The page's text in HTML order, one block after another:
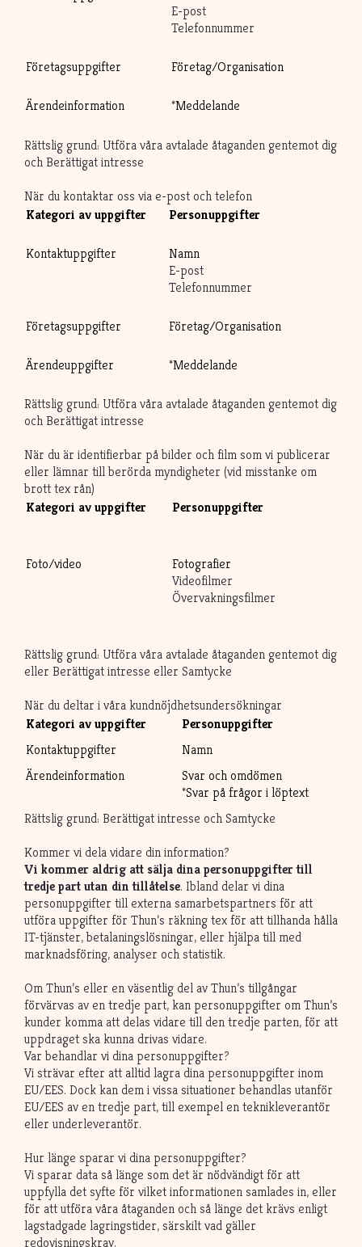
E-post
Telefonnummer
Företagsuppgifter Företag/Organisation
Ärendeinformation *Meddelande
Rättslig grund: Utföra våra avtalade åtaganden gentemot dig
och Berättigat intresse
När du kontaktar oss via e-post och telefon
Kategori av uppgifter
Personuppgifter
Kontaktuppgifter
Namn
E-post
Telefonnummer
Företagsuppgifter Företag/Organisation
Ärendeuppgifter *Meddelande
Rättslig grund: Utföra våra avtalade åtaganden gentemot dig
och Berättigat intresse
När du är identifierbar på bilder och film som vi publicerar
eller lämnar till berörda myndigheter (vid misstanke om
brott tex rån)
Kategori av uppgifter
Personuppgifter
Foto/video
Fotografier
Videofilmer
Övervakningsfilmer
Rättslig grund: Utföra våra avtalade åtaganden gentemot dig
eller Berättigat intresse eller Samtycke
När du deltar i våra kundnöjdhetsundersökningar
Kategori av uppgifter
Personuppgifter
Kontaktuppgifter
Namn
Ärendeinformation
Svar och omdömen
*Svar på frågor i löptext
Rättslig grund: Berättigat intresse och Samtycke
Kommer vi dela vidare din information?
Vi kommer aldrig att sälja dina personuppgifter till
tredje part utan din tillåtelse. Ibland delar vi dina
personuppgifter till externa samarbetspartners för att
utföra uppgifter för Thun’s räkning tex för att tillhanda hålla
IT-tjänster, betalaningslösningar, eller hjälpa till med
marknadsföring, analyser och statistik.
Om Thun’s eller en väsentlig del av Thun’s tillgångar
förvärvas av en tredje part, kan personuppgifter om Thun’s
kunder komma att delas vidare till den tredje parten, för att
uppdraget ska kunna drivas vidare.
Var behandlar vi dina personuppgifter?
Vi strävar efter att alltid lagra dina personuppgifter inom
EU/EES. Dock kan dem i vissa situationer behandlas utanför
EU/EES av en tredje part, till exempel en teknikleverantör
eller underleverantör.
Hur länge sparar vi dina personuppgifter?
Vi sparar data så länge som det är nödvändigt för att
uppfylla det syfte för vilket informationen samlades in, eller
för att utföra våra åtaganden och så länge det krävs enligt
lagstadgade lagringstider, särskilt vad gäller
redovisningskrav.